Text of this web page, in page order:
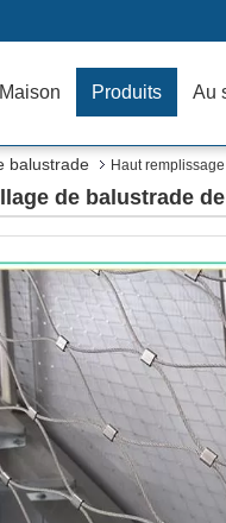
Maison Produits Au
balustrade Haut
de balustrade